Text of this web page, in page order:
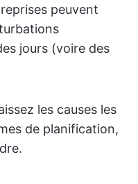
peuvent
jours (voire des
les causes les
de planification,